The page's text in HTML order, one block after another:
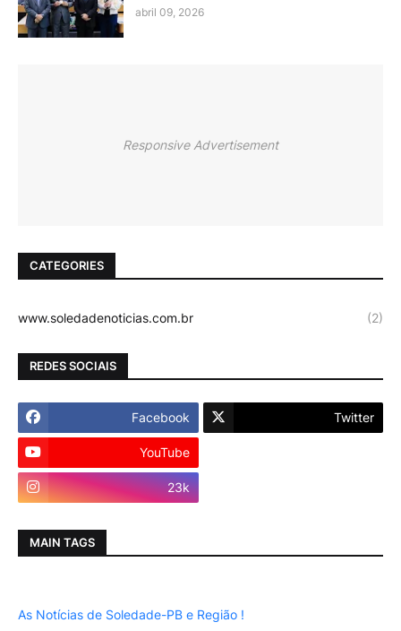
abril 09, 2026
Responsive Advertisement
CATEGORIES
www.soledadenoticias.com.br (2)
REDES SOCIAIS
Facebook Twitter
YouTube
23k
MAIN TAGS
As Notícias de Soledade-PB e Região !